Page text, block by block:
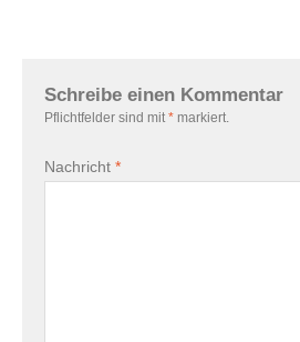
Schreibe einen Kommentar
Pflichtfelder sind mit * markiert.
Nachricht *